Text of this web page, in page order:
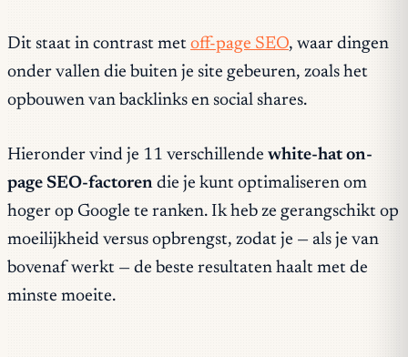
Dit staat in contrast met off-page SEO, waar dingen
onder vallen die buiten je site gebeuren, zoals het
opbouwen van backlinks en social shares.
Hieronder vind je 11 verschillende white-hat on-
page SEO-factoren die je kunt optimaliseren om
hoger op Google te ranken. Ik heb ze gerangschikt op
moeilijkheid versus opbrengst, zodat je — als je van
bovenaf werkt — de beste resultaten haalt met de
minste moeite.